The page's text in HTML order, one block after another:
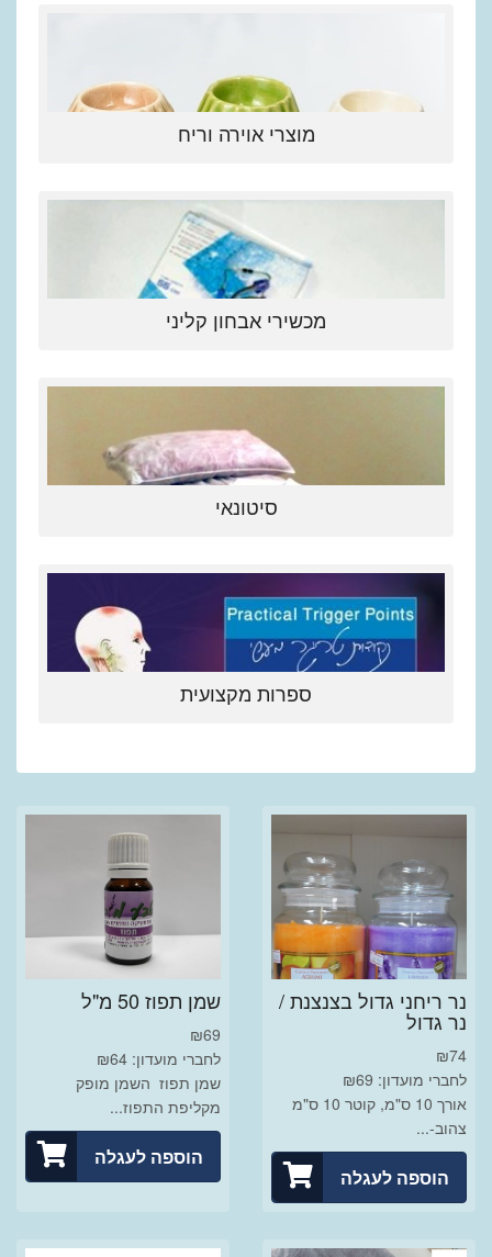
מוצרי אוירה וריח
מכשירי אבחון קליני
סיטונאי
ספרות מקצועית
נר ריחני גדול בצנצנת /
נר גדול
₪74
לחברי מועדון: ₪69
אורך 10 ס"מ, קוטר 10 ס"מ
צהוב-...
הוספה לעגלה
שמן תפוז 50 מ"ל
₪69
לחברי מועדון: ₪64
שמן תפוז השמן מופק
מקליפת התפוז...
הוספה לעגלה